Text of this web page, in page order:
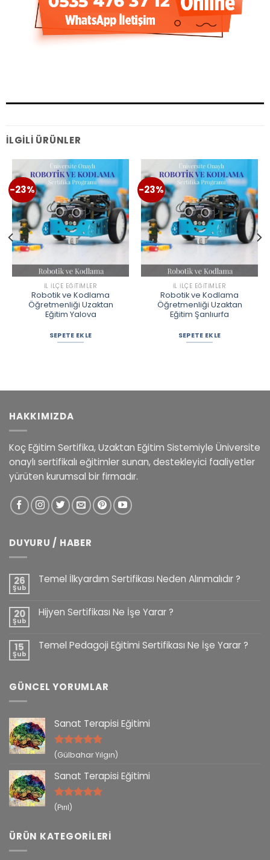
İLGILI ÜRÜNLER
-23%
İL İLÇE EĞITIMLER
Robotik ve Kodlama
Öğretmenliği Uzaktan
Eğitim Yalova
SEPETE EKLE
-23%
İL İLÇE EĞITIMLER
Robotik ve Kodlama
Öğretmenliği Uzaktan
Eğitim Şanlıurfa
SEPETE EKLE
HAKKIMIZDA
Koç Eğitim Sertifika, Uzaktan Eğitim Sistemiyle Üniversite
onaylı sertifikalı eğitimler sunan, destekleyici faaliyetler
yürüten kurumsal bir firmadır.
DUYURU / HABER
26
Şub
Temel İlkyardım Sertifikası Neden Alınmalıdır ?
20
Şub
Hijyen Sertifikası Ne İşe Yarar ?
15
Şub
Temel Pedagoji Eğitimi Sertifikası Ne İşe Yarar ?
GÜNCEL YORUMLAR
Sanat Terapisi Eğitimi
5 üzerinden
(Gülbahar Yılgın)
Sanat Terapisi Eğitimi
5 üzerinden
(Pırıl)
ÜRÜN KATEGORILERI